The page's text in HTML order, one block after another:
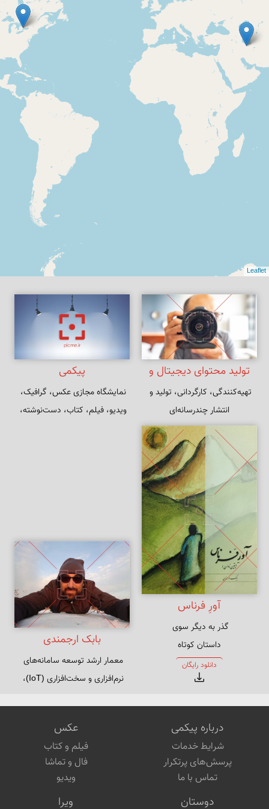
Leaflet
تولید محتوای دیجیتال و
دیجیتال مارکتینگ
تهیه‌کنندگی، کارگردانی، تولید و
انتشار چندرسانه‌ای
پیکمی
نمایشگاه مجازی عکس، گرافیک،
ویدیو، فیلم، کتاب، دست‌نوشته،
آورِ فرناس
داستان‌ کوتاه
دانلود رایگان
بابک ارجمندی
معمار ارشد توسعه سامانه‌های
درباره پیکمی
شرایط خدمات
پرسش‌های پرتکرار
تماس با ما
عکس
فیلم و کتاب
فال و تماشا
ویدیو
دوستان ویرا